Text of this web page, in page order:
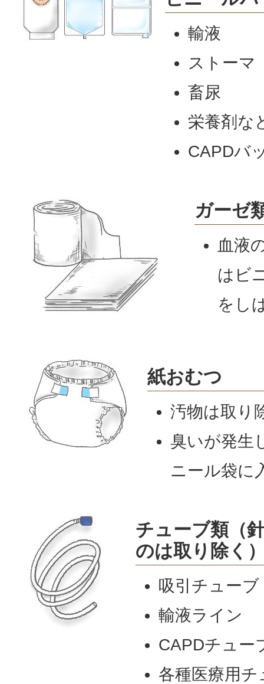
輸液
ストーマ
畜尿
栄養剤な
CAPDバ
ガーゼ
血液
はビ
をし
紙おむつ
汚物は取り
臭いが発生
ニール袋に
チューブ類（
のは取り除く
吸引チューブ
輸液ライン
CAPDチュー
各種医療用チ